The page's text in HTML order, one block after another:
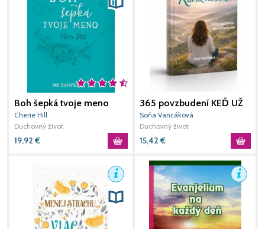
Boh šepká tvoje meno
Cherie Hill
Duchovný život
19,92 €
365 povzbudení KEĎ UŽ
NEVLÁDZEŠ
Soňa Vancáková
Duchovný život
15,42 €